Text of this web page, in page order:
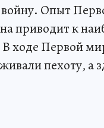
Опыт
приводит к
ходе Первой
пехоту, а